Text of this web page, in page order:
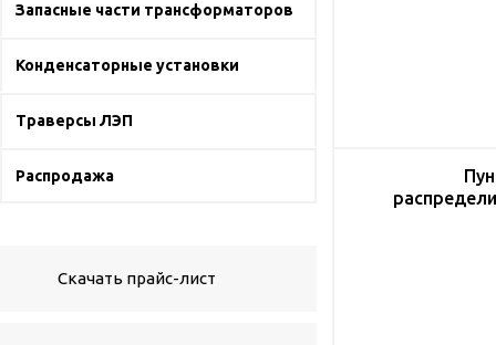
Запасные части трансформаторов
Конденсаторные установки
Траверсы ЛЭП
Распродажа
Скачать прайс-лист